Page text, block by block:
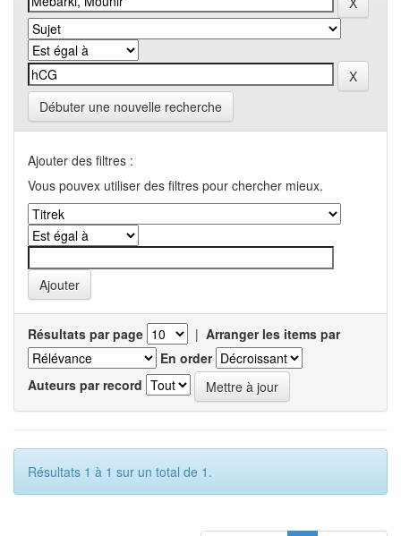
Débuter une nouvelle recherche
Ajouter des filtres :
Vous pouvex utiliser des filtres pour chercher mieux.
Résultats par page | Arranger les items par
En order
Auteurs par record
Résultats 1 à 1 sur un total de 1.